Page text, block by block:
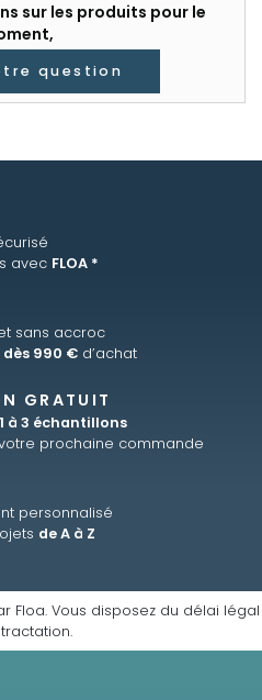
sur les produits pour le
question
avec FLOA *
sans accroc
990 € d’achat
GRATUIT
à 3 échantillons
prochaine commande
personnalisé
de A à Z
Floa. Vous disposez du délai légal